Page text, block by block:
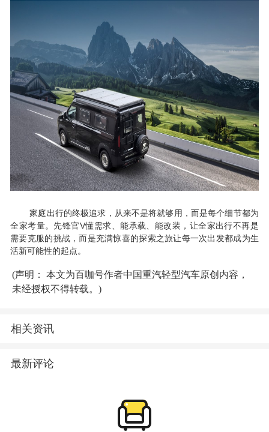
家庭出行的终极追求，从来不是将就够用，而是每个细节都为
全家考量。先锋官V懂需求、能承载、能改装，让全家出行不再是
需要克服的挑战，而是充满惊喜的探索之旅让每一次出发都成为生
活新可能性的起点。
(声明： 本文为百咖号作者中国重汽轻型汽车原创内容，
未经授权不得转载。)
相关资讯
最新评论